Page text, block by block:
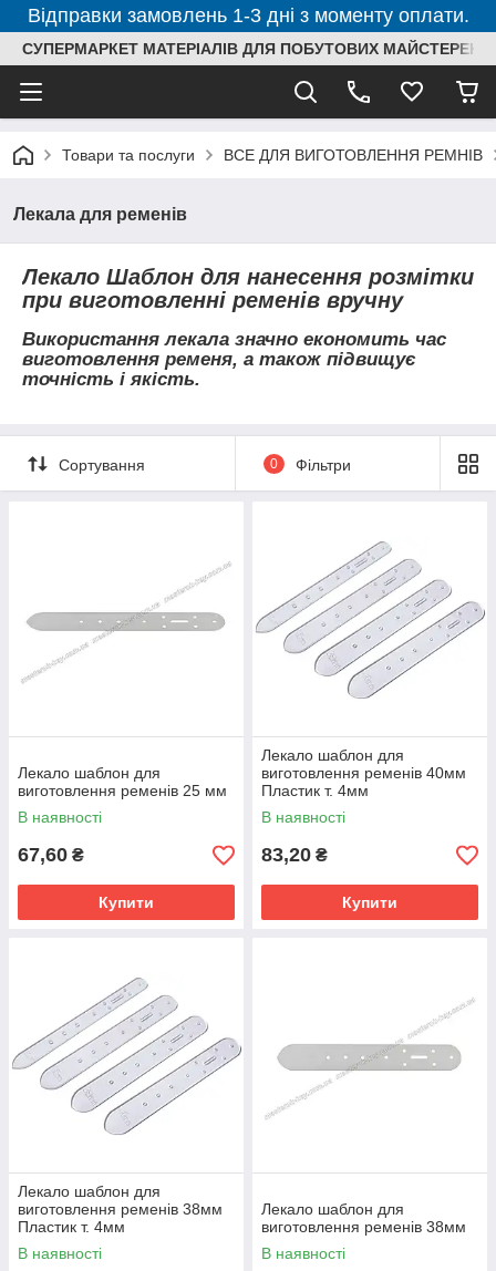
Відправки замовлень 1-3 дні з моменту оплати.
СУПЕРМАРКЕТ МАТЕРІАЛІВ ДЛЯ ПОБУТОВИХ МАЙСТЕРЕНЬ
Товари та послуги ВСЕ ДЛЯ ВИГОТОВЛЕННЯ РЕМНІВ
Лекала для ременів
Лекало Шаблон для нанесення розмітки
при виготовленні ременів вручну
Використання лекала значно економить час
виготовлення ременя, а також підвищує
точність і якість.
Сортування 0 Фільтри
Лекало шаблон для
виготовлення ременів 25 мм
В наявності
67,60 ₴
Купити
Лекало шаблон для
виготовлення ременів 40мм
Пластик т. 4мм
В наявності
83,20 ₴
Купити
Лекало шаблон для
виготовлення ременів 38мм
Пластик т. 4мм
В наявності
Лекало шаблон для
виготовлення ременів 38мм
В наявності